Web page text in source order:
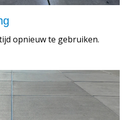
opnieuw te gebruiken.